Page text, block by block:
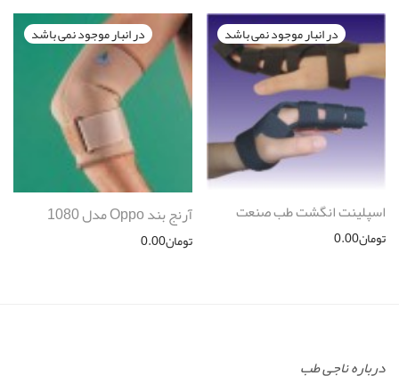
اسپلينت انگشت طب صنعت
تومان0.00
آرنج بند Oppo مدل 1080
تومان0.00
درباره ناجی طب